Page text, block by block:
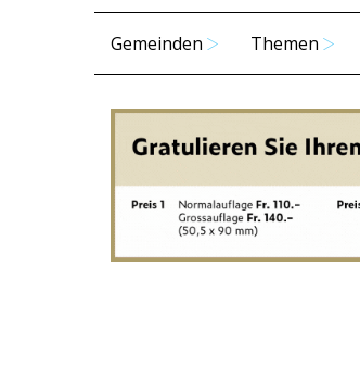
Gemeinden Themen